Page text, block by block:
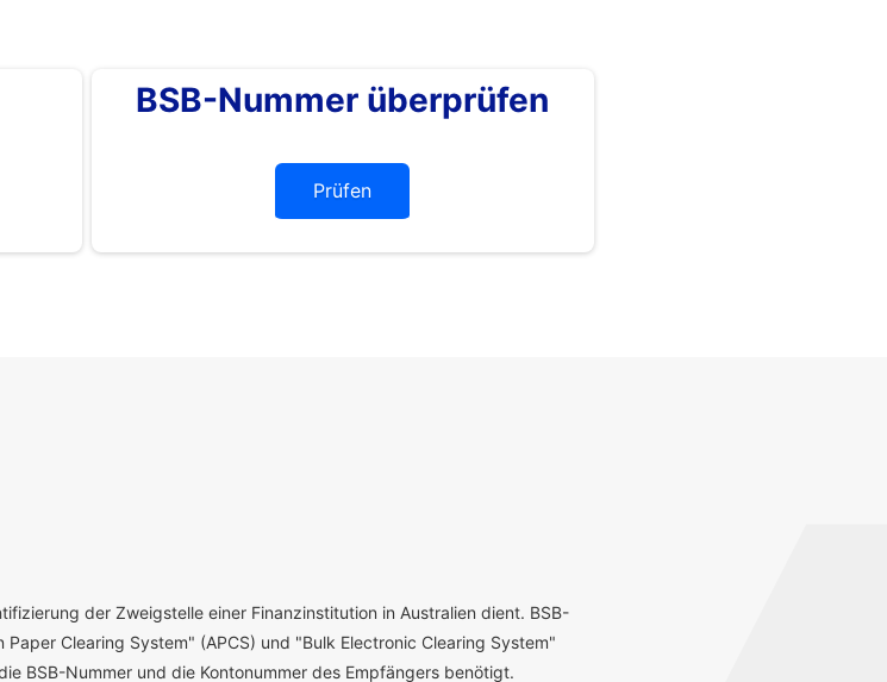
BSB-Nummer überprüfen
Prüfen
der Zweigstelle einer Finanzinstitution in Australien dient. BSB-
Clearing System" (APCS) und "Bulk Electronic Clearing System"
BSB-Nummer und die Kontonummer des Empfängers benötigt.